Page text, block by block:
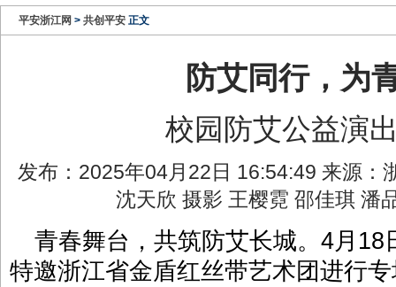
平安浙江网 > 共创平安 正文
防艾同行，为
校园防艾公益演
发布：2025年04月22日 16:54:49 来源：
沈天欣 摄影 王樱霓 邵佳琪
青春舞台，共筑防艾长城。 4月18
特邀浙江省金盾红丝带艺术团进行